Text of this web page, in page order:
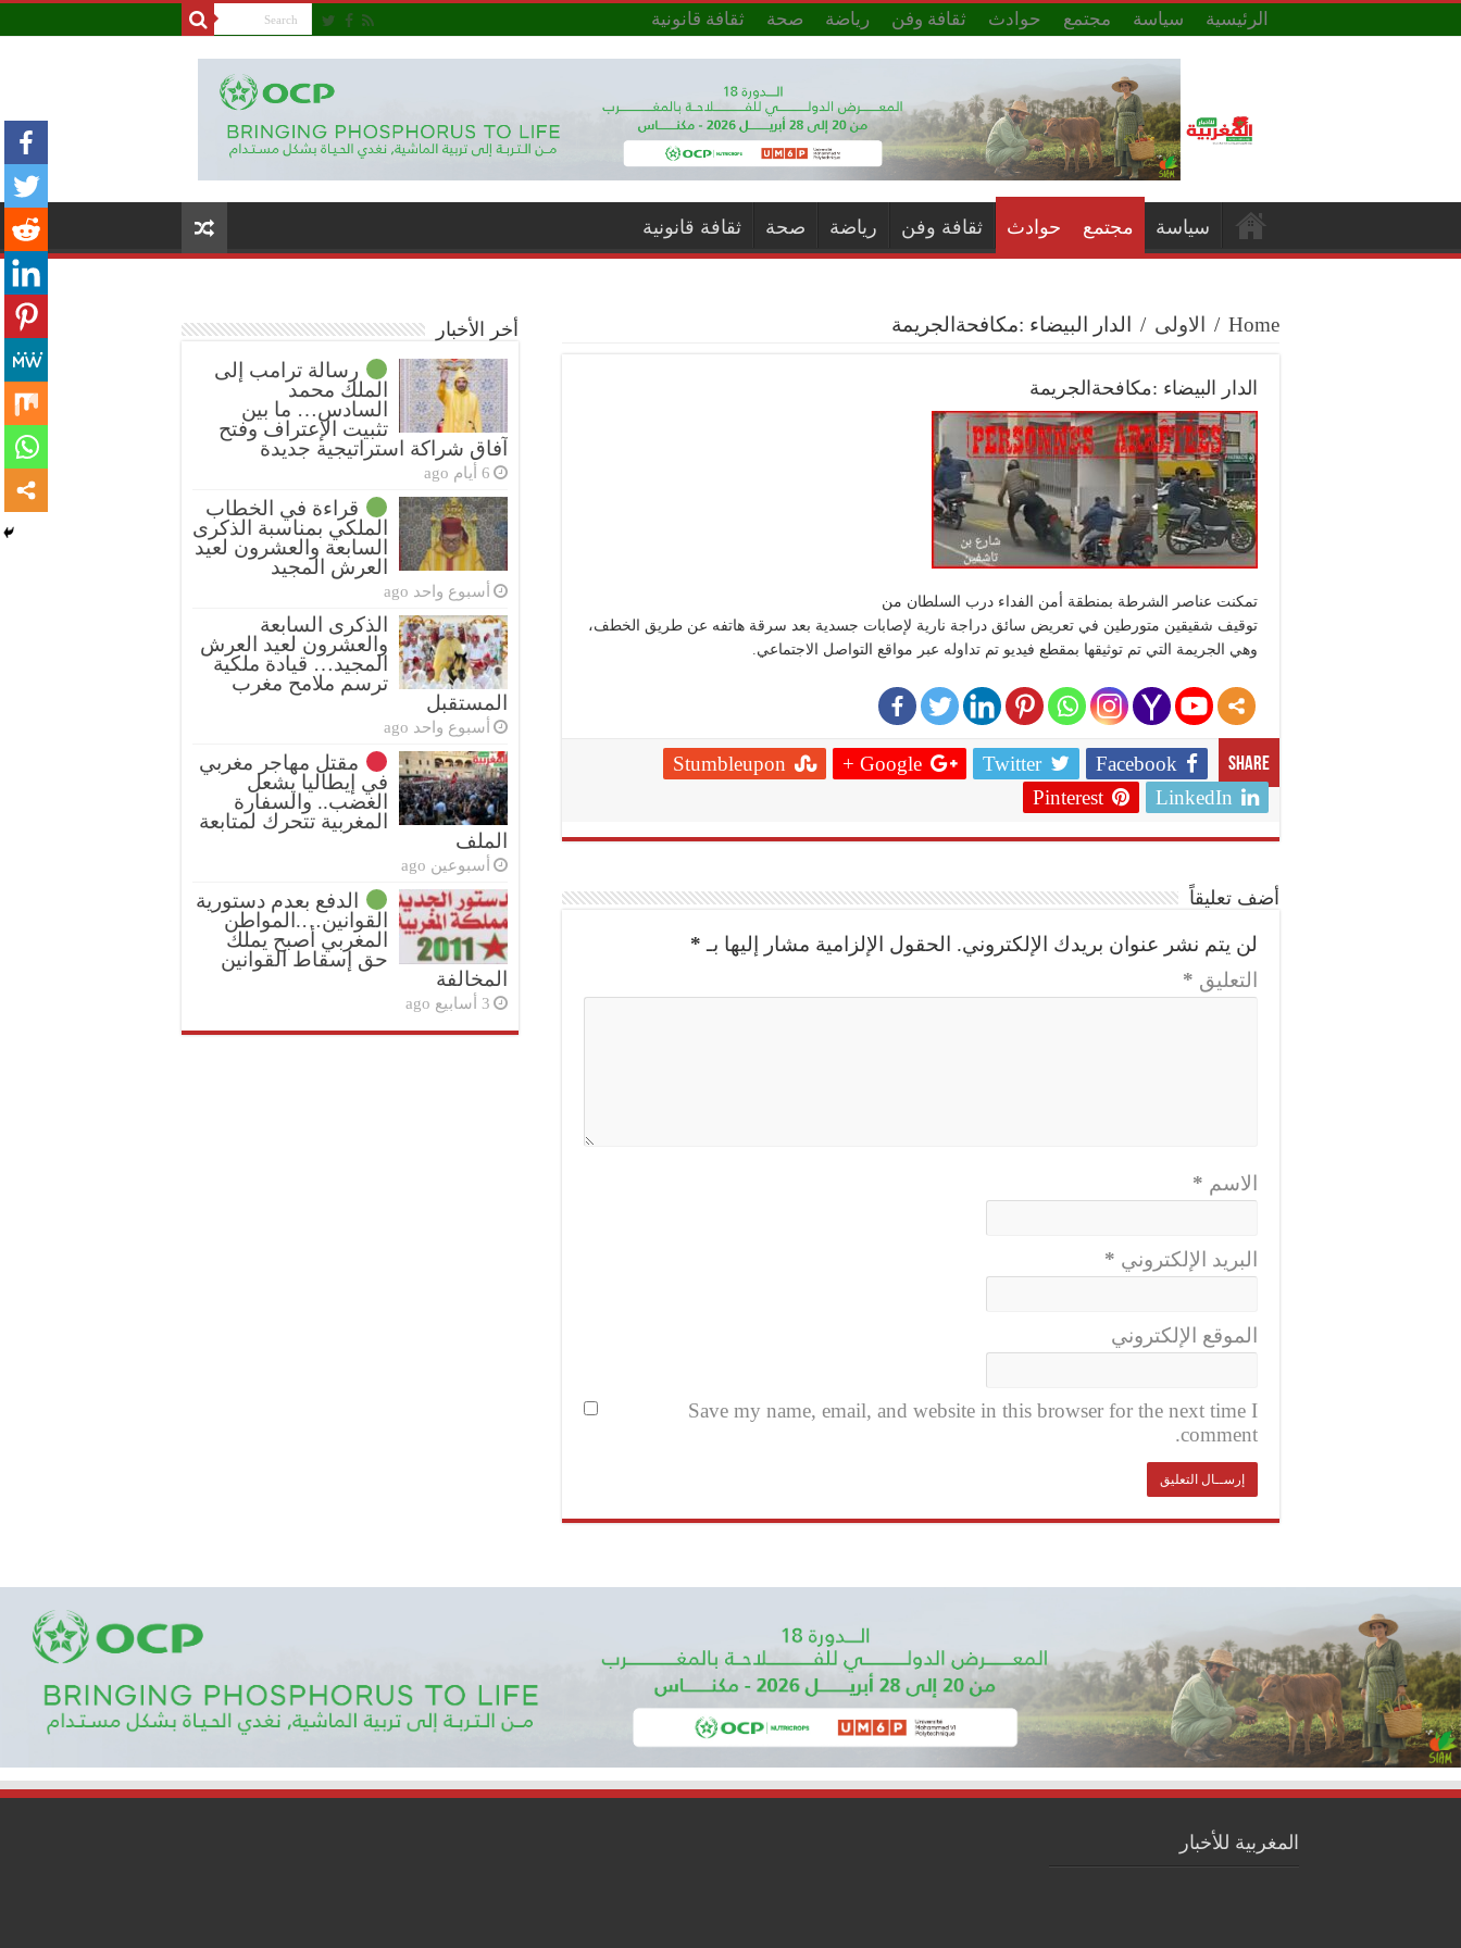
الرئيسية سياسة مجتمع حوادث ثقافة وفن رياضة صحة ثقافة قانونية
سياسة مجتمع حوادث ثقافة وفن رياضة صحة ثقافة قانونية
Home
/ الاولى / الدار البيضاء :مكافحةالجريمة‬⁩
الدار البيضاء :مكافحةالجريمة‬⁩
تمكنت عناصر الشرطة بمنطقة أمن الفداء درب السلطان من
توقيف شقيقين متورطين في تعريض سائق دراجة نارية لإصابات جسدية بعد سرقة هاتفه عن طريق الخطف،
وهي الجريمة التي تم توثيقها بمقطع فيديو تم تداوله عبر مواقع التواصل الاجتماعي.
Share
Facebook
Twitter
Google +
Stumbleupon
LinkedIn
Pinterest
أضف تعليقاً
لن يتم نشر عنوان بريدك الإلكتروني. الحقول الإلزامية مشار إليها بـ *
التعليق *
الاسم *
البريد الإلكتروني *
الموقع الإلكتروني
Save my name, email, and website in this browser for the next time I
comment.
أخر الأخبار
رسالة ترامب إلى
الملك محمد
السادس… ما بين
تثبيت الإعتراف وفتح
آفاق شراكة استراتيجية جديدة
6 أيام ago
قراءة في الخطاب
الملكي بمناسبة الذكرى
السابعة والعشرون لعيد
العرش المجيد
أسبوع واحد ago
الذكرى السابعة
والعشرون لعيد العرش
المجيد… قيادة ملكية
ترسم ملامح مغرب
المستقبل
أسبوع واحد ago
مقتل مهاجر مغربي
في إيطاليا يشعل
الغضب.. والسفارة
المغربية تتحرك لمتابعة
الملف
أسبوعين ago
الدفع بعدم دستورية
القوانين….المواطن
المغربي أصبح يملك
حق إسقاط القوانين
المخالفة
3 أسابيع ago
المغربية للأخبار